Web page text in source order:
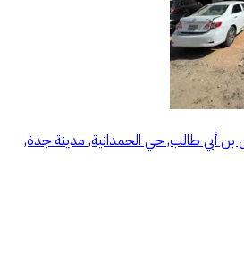
بن أبي طالب, حي الحمدانية, مدينة جدة,